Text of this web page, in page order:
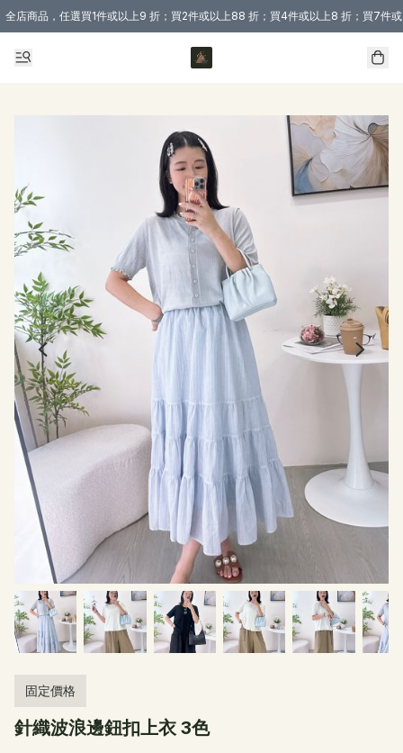
全店商品，任選買1件或以上9 折；買2件或以上88 折；買4件或以上8 折；買7件
購買 3 件商品或以上即享免運費優惠！（適用於 本地送貨、本地取貨 )
固定價格
針織波浪邊鈕扣上衣 3色